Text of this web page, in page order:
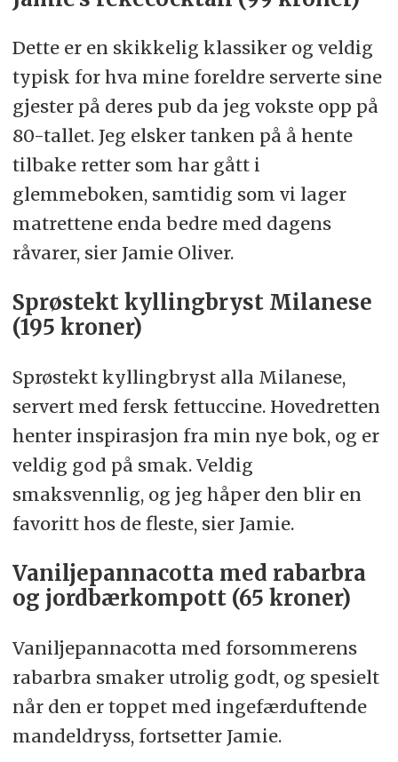
Dette er en skikkelig klassiker og veldig
typisk for hva mine foreldre serverte sine
gjester på deres pub da jeg vokste opp på
80-tallet. Jeg elsker tanken på å hente
tilbake retter som har gått i
glemmeboken, samtidig som vi lager
matrettene enda bedre med dagens
råvarer, sier Jamie Oliver.
Sprøstekt kyllingbryst Milanese
(195 kroner)
Sprøstekt kyllingbryst alla Milanese,
servert med fersk fettuccine. Hovedretten
henter inspirasjon fra min nye bok, og er
veldig god på smak. Veldig
smaksvennlig, og jeg håper den blir en
favoritt hos de fleste, sier Jamie.
Vaniljepannacotta med rabarbra
og jordbærkompott (65 kroner)
Vaniljepannacotta med forsommerens
rabarbra smaker utrolig godt, og spesielt
når den er toppet med ingefærduftende
mandeldryss, fortsetter Jamie.